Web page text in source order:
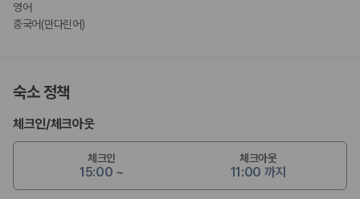
영어
중국어(만다린어)
숙소 정책
체크인/체크아웃
체크인
15:00 ~
체크아웃
11:00 까지